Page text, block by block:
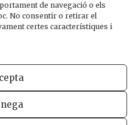
de navegació o els
No consentir o retirar el
certes característiques i
de 1984
10, 2n-2a A
854 375
PRIVADESA POLÍTICA DE COOKIES